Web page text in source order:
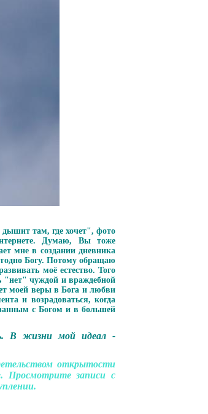
там, где хочет", фото
Думаю, Вы тоже
мне в создании дневника
Богу. Потому обращаю
моё естество. Того
"нет" чуждой и враждебной
моей веры в Бога и любви
и возрадоваться, когда
с Богом и в большей
В жизни мой идеал -
открытости
записи с